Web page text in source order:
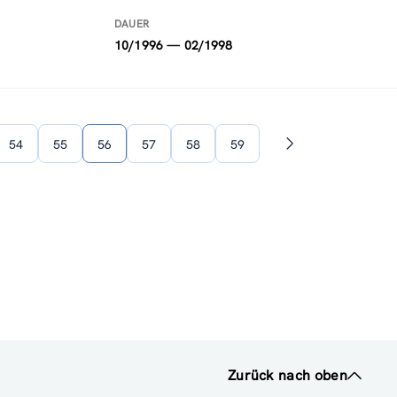
DAUER
10/1996 — 02/1998
54 55 56 57 58 59
Nächste
Zurück nach oben